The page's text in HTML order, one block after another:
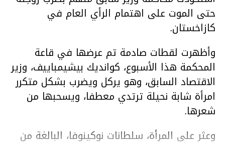
حتى الموت على اهتمام الرأي العام في
كازاخستان.
وأظهرت لقطات صادمة تم عرضها في قاعة
المحكمة هذا الأسبوع، كوانديك بيشيمباييف، وزير
الاقتصاد السابق، وهو يركل ويضرب بشكل متكرر
امرأة شابة نحيلة ترتدي معطفا، ويسحبها من
شعرها.
وعثر على المرأة، سلطانات نوكينوفا، البالغة من